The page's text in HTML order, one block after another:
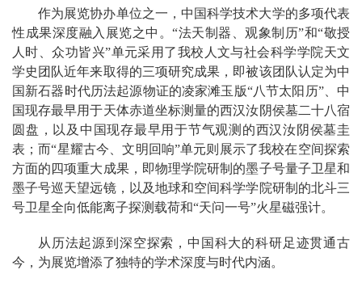
作为展览协办单位之一，中国科学技术大学的多项代表
性成果深度融入展览之中。“法天制器、观象制历”和“敬授
人时、众功皆兴”单元采用了我校人文与社会科学学院天文
学史团队近年来取得的三项研究成果，即被该团队认定为中
国新石器时代历法起源物证的凌家滩玉版“八节太阳历”、中
国现存最早用于天体赤道坐标测量的西汉汝阴侯墓二十八宿
圆盘，以及中国现存最早用于节气观测的西汉汝阴侯墓圭
表；而“星耀古今、文明回响”单元则展示了我校在空间探索
方面的四项重大成果，即物理学院研制的墨子号量子卫星和
墨子号巡天望远镜，以及地球和空间科学学院研制的北斗三
号卫星全向低能离子探测载荷和“天问一号”火星磁强计。
从历法起源到深空探索，中国科大的科研足迹贯通古
今，为展览增添了独特的学术深度与时代内涵。